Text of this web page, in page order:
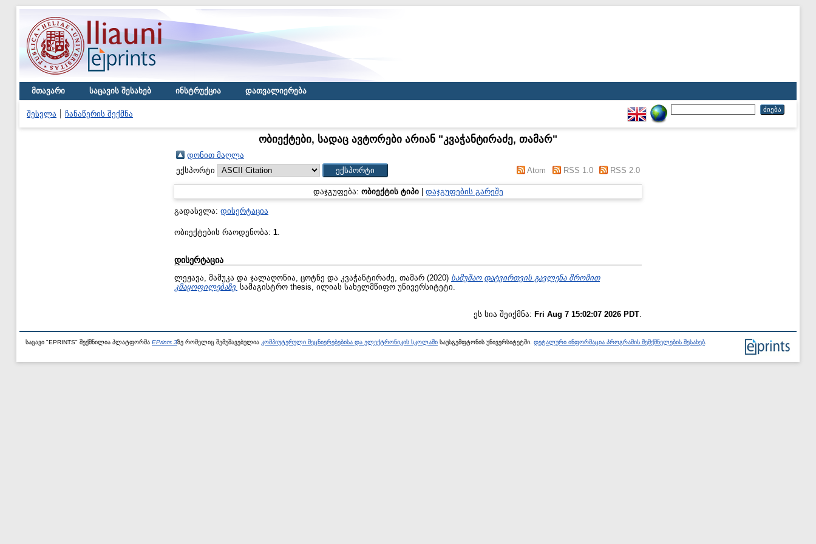
მთავარი საცავის შესახებ ინსტრუქცია დათვალიერება
შესვლა ჩანაწერის შექმნა
ობიექტები, სადაც ავტორები არიან "კვაჭანტირაძე, თამარ"
დონით მაღლა
ექსპორტი
Atom RSS 1.0 RSS 2.0
დაჯგუფება: ობიექტის ტიპი| დაჯგუფების გარეშე
გადასვლა: დისერტაცია
ობიექტების რაოდენობა: 1.
დისერტაცია
ლეჟავა, მამუკა და ჯალაღონია, ცოტნე და კვაჭანტირაძე, თამარ (2020) სამუშაო დატვირთვის გავლენა შრომით
კმაყოფილებაზე. სამაგისტრო thesis, ილიას სახელმწიფო უნივერსიტეტი.
ეს სია შეიქმნა: Fri Aug 7 15:02:07 2026 PDT
საცავი "EPRINTS" შექმნილია პლატფორმა EPrints 3ზე რომელიც შემუშავებულია კომპიუტერული მეცნიერებებისა და ელექტრონიკის სკოლაში საუსგემფტონის უნივერსიტეტში. დეტალური ინფორმაცია პროგრამის შემქმნელების შესახებ